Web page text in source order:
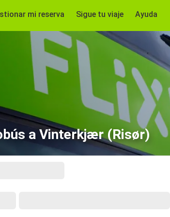
mi reserva Sigue tu viaje Ayuda
a Vinterkjær (Risør)